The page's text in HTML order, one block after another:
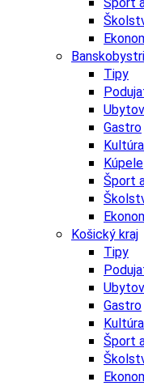
Tipy
Gastro
Kúpele
Šport
Košický kraj
Tipy
Gastro
Šport